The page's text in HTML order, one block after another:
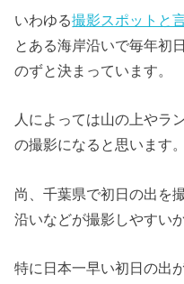
いわゆる撮影スポットと
とある海岸沿いで毎年初
のずと決まっています。
人によっては山の上やラ
の撮影になると思います。
尚、千葉県で初日の出を
沿いなどが撮影しやすい
特に日本一早い初日の出